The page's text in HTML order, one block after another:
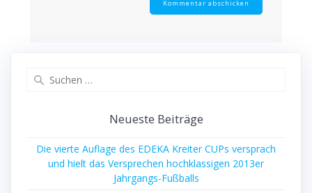
Neu­es­te Beiträge
Die vier­te Auf­la­ge des EDEKA Krei­ter CUPs ver­sprach
und hielt das Ver­spre­chen hoch­klas­si­gen 2013er
Jahrgangs-Fußballs